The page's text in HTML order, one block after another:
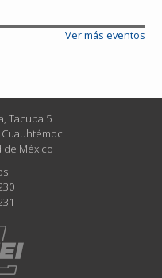
Ver más eventos
Tacuba 5
de México